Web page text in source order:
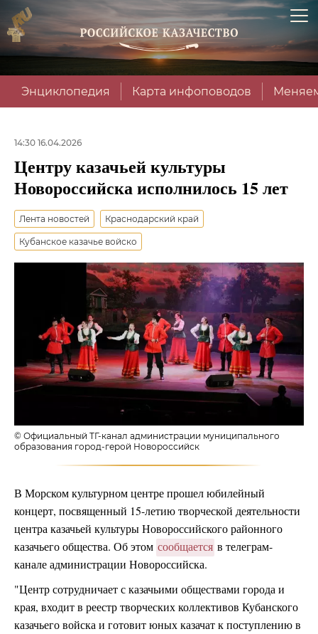
Энциклопедия Карта инфоповодов
14:30 16.04.2026
Центру казачьей культуры
Новороссийска исполнилось 15 лет
Лента новостей Краснодарский край
Кубанское казачье войско
© Официальный ТГ-канал администрации муниципального
образования город-герой Новороссийск
В Морском культурном центре прошел юбилейный
концерт, посвященный 15-летию творческой деятельности
центра казачьей культуры Новороссийского районного
казачьего общества. Об этом сообщается в телеграм-
канале администрации Новороссийска.
"Центр сотрудничает с казачьими обществами города и
края, входит в реестр творческих коллективов Кубанского
казачьего войска и готовит юных казачат к поступлению в